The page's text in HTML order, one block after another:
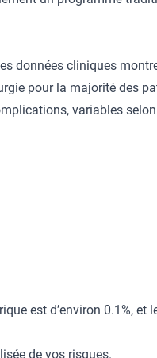
données cliniques
pour la majorité des
variables
est d’environ 0.1%,
de vos risques.